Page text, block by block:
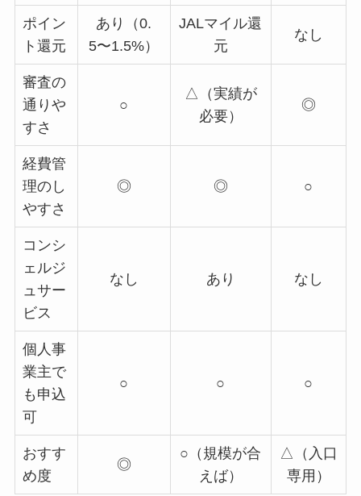
ポイン
ト還元
あり（0.
5〜1.5%）
JALマイル還
元
なし
審査の
通りや
すさ
○
△（実績が
必要）
◎
経費管
理のし
やすさ
◎ ◎ ○
コンシ
ェルジ
ュサー
ビス
なし あり なし
個人事
業主で
も申込
可
○ ○ ○
おすす
め度
◎
○（規模が合
えば）
△（入口
専用）